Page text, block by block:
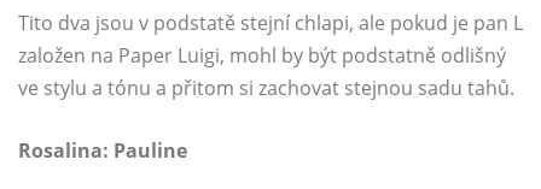
Tito dva jsou v podstatě stejní chlapi, ale pokud je pan L
založen na Paper Luigi, mohl by být podstatně odlišný
ve stylu a tónu a přitom si zachovat stejnou sadu tahů.
Rosalina: Pauline